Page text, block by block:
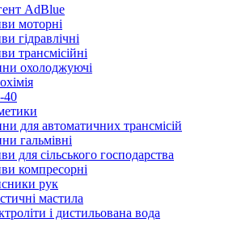
AdBlue
моторні
гідравлічні
трансмісійні
охолоджуючі
40
для автоматичних трансмісій
гальмівні
для сільського господарства
компресорні
рук
мастила
і дистильована вода